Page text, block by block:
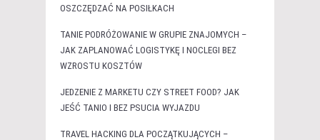
OSZCZĘDZAĆ NA POSIŁKACH
TANIE PODRÓŻOWANIE W GRUPIE ZNAJOMYCH –
JAK ZAPLANOWAĆ LOGISTYKĘ I NOCLEGI BEZ
WZROSTU KOSZTÓW
JEDZENIE Z MARKETU CZY STREET FOOD? JAK
JEŚĆ TANIO I BEZ PSUCIA WYJAZDU
TRAVEL HACKING DLA POCZĄTKUJĄCYCH –